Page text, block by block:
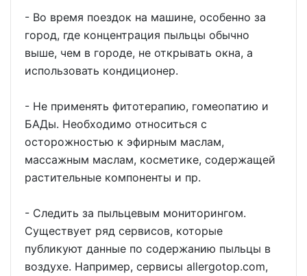
- Во время поездок на машине, особенно за
город, где концентрация пыльцы обычно
выше, чем в городе, не открывать окна, а
использовать кондиционер.
- Не применять фитотерапию, гомеопатию и
БАДы. Необходимо относиться с
осторожностью к эфирным маслам,
массажным маслам, косметике, содержащей
растительные компоненты и пр.
- Следить за пыльцевым мониторингом.
Существует ряд сервисов, которые
публикуют данные по содержанию пыльцы в
воздухе. Например, сервисы allergotop.com,